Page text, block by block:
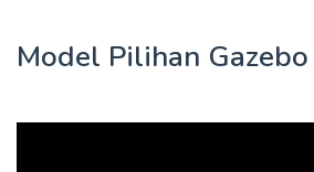
Model Pilihan Gazebo